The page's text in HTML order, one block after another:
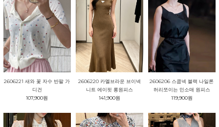
2606221 새와 꽃 자수 반팔 가
디건
107,900원
2606220 카멜브라운 브이넥
니트 에이핏 롱원피스
141,900원
2606206 스쿱넥 블랙 나일론
허리쪼이는 민소매 원피스
119,900원